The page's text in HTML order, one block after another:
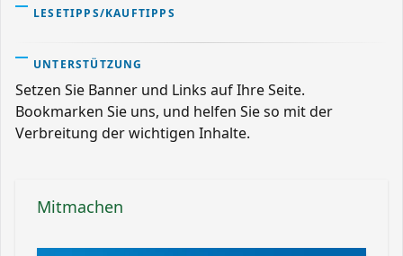
LESETIPPS/KAUFTIPPS
UNTERSTÜTZUNG
Setzen Sie Banner und Links auf Ihre Seite.
Bookmarken Sie uns, und helfen Sie so mit der
Verbreitung der wichtigen Inhalte.
Mitmachen